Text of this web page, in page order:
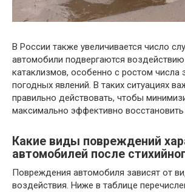
В России также увеличивается число
автомобили подвергаются
катаклизмов, особенно с ростом числа
погодных явлений. В таких ситуациях
правильно действовать, чтобы
максимально эффективно
Какие виды повреждений
автомобилей после
Повреждения автомобиля зависят от
воздействия. Ниже в таблице